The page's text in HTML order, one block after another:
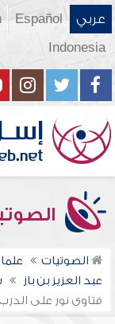
عربي Español
Indonesia
الصوتيات
عبد العزيز بن باز
فتاوى نور على الدرب